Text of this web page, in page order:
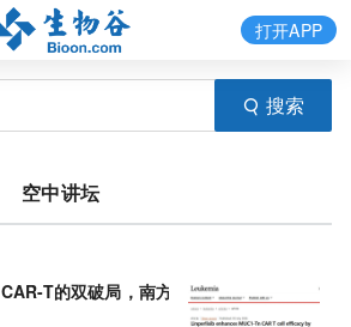
搜索
打开APP
空中讲坛
CAR-T的双破局，南方医科大学黄宇贤团队